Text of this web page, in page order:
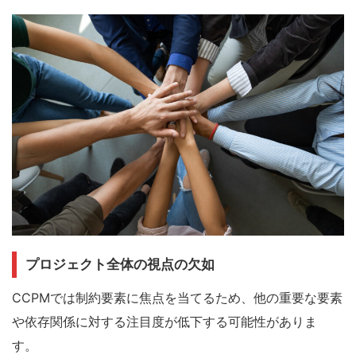
プロジェクト全体の視点の欠如
CCPMでは制約要素に焦点を当てるため、他の重要な要素
や依存関係に対する注目度が低下する可能性がありま
す。